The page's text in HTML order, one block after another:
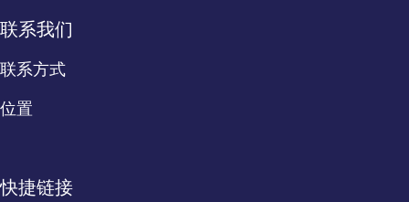
联系我们
联系方式
位置
快捷链接